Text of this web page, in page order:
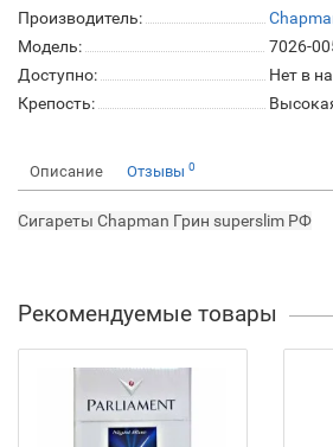
Производитель:
Модель:
7026-
Доступно:
Нет в
Крепость:
Описание Отзывы 0
Сигареты Chapman Грин superslim РФ
Рекомендуемые товары